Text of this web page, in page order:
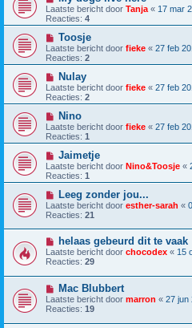
Laatste bericht door Tanja « 17 mar
Reacties: 4
Toosje
Laatste bericht door fieke « 27 feb
Reacties: 2
Nulay
Laatste bericht door fieke « 27 feb
Reacties: 2
Nino
Laatste bericht door fieke « 27 feb
Reacties: 1
Jaimetje
Laatste bericht door Nino&Toosje «
Reacties: 1
Leeg zonder jou...
Laatste bericht door esther-sarah «
Reacties: 21
helaas gebeurd dit te vaak
Laatste bericht door chocodex « 15
Reacties: 29
Mac Blubbert
Laatste bericht door marron « 27 jun
Reacties: 19